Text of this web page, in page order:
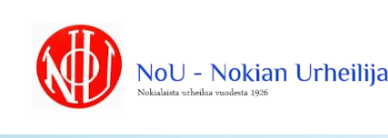
sisältöön
Nokian Urheilijat Ry.